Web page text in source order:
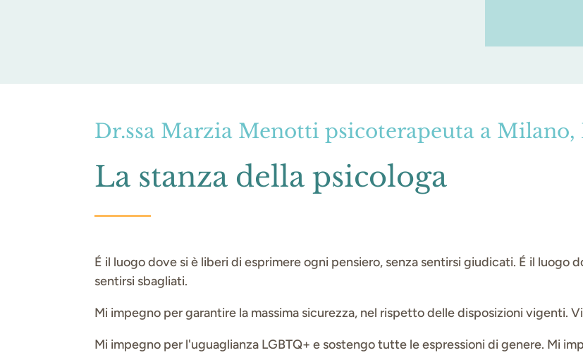
Dr.ssa Marzia Menotti psicoterapeuta a Milano,
La stanza della psicologa
É il luogo dove si è liberi di esprimere ogni pensiero, senza sentirsi giudicati. É il luogo
sentirsi sbagliati.
Mi impegno per garantire la massima sicurezza, nel rispetto delle disposizioni vigenti.
Mi impegno per l'uguaglianza LGBTQ+ e sostengo tutte le espressioni di genere. Mi